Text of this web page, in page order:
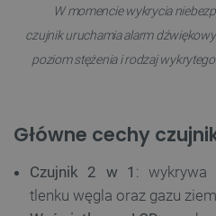
W momencie wykrycia
czujnik uruchamia alarm
poziom stężenia i rodzaj
Główne cechy
Czujnik 2 w 1 : wykrywa
tlenku węgla oraz gazu